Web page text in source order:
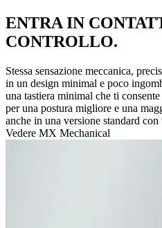
ENTRA IN
CONTROLLO.
Stessa sensazione meccanica,
in un design minimal e poco
una tastiera minimal che ti
per una postura migliore e una
anche in una versione standard
Vedere MX Mechanical